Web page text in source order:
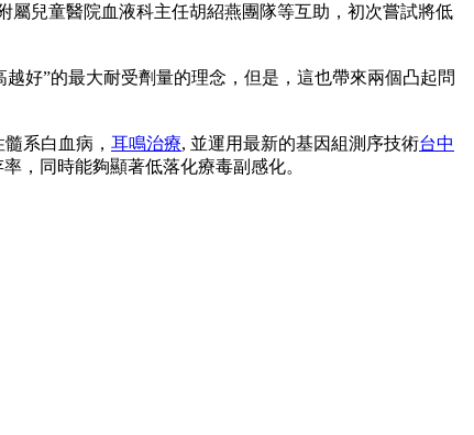
屬兒童醫院血液科主任胡紹燕團隊等互助，初次嘗試將低
好”的最大耐受劑量的理念，但是，這也帶來兩個凸起問
系白血病， 耳鳴治療, 並運用最新的基因組測序技術台中
，同時能夠顯著低落化療毒副感化。